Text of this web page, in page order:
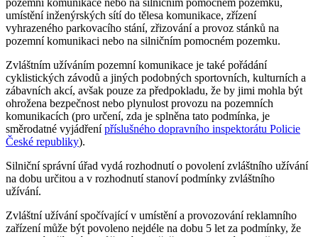
umístění inženýrských sítí do tělesa komunikace, zřízení
vyhrazeného parkovacího stání, zřizování a provoz stánků na
pozemní komunikaci nebo na silničním pomocném pozemku.
Zvláštním užíváním pozemní komunikace je také pořádání
cyklistických závodů a jiných podobných sportovních, kulturních a
zábavních akcí, avšak pouze za předpokladu, že by jimi mohla být
ohrožena bezpečnost nebo plynulost provozu na pozemních
komunikacích (pro určení, zda je splněna tato podmínka, je
směrodatné vyjádřenípříslušného dopravního inspektorátu Policie
České republiky).
Silniční správní úřad vydá rozhodnutí o povolení zvláštního užívání
na dobu určitou a v rozhodnutí stanoví podmínky zvláštního
užívání.
Zvláštní užívání spočívající v umístění a provozování reklamního
zařízení může být povoleno nejdéle na dobu 5 let za podmínky, že